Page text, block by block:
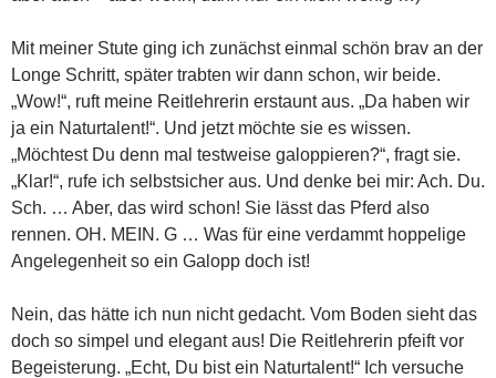
Mit meiner Stute ging ich zunächst einmal schön brav an der
Longe Schritt, später trabten wir dann schon, wir beide.
„Wow!“, ruft meine Reitlehrerin erstaunt aus. „Da haben wir
ja ein Naturtalent!“. Und jetzt möchte sie es wissen.
„Möchtest Du denn mal testweise galoppieren?“, fragt sie.
„Klar!“, rufe ich selbstsicher aus. Und denke bei mir: Ach. Du.
Sch. … Aber, das wird schon! Sie lässt das Pferd also
rennen. OH. MEIN. G … Was für eine verdammt hoppelige
Angelegenheit so ein Galopp doch ist!
Nein, das hätte ich nun nicht gedacht. Vom Boden sieht das
doch so simpel und elegant aus! Die Reitlehrerin pfeift vor
Begeisterung. „Echt, Du bist ein Naturtalent!“ Ich versuche